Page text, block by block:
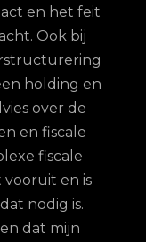
en het feit
Ook bij
holding en
over de
en fiscale
fiscale
en is
nodig is.
dat mijn